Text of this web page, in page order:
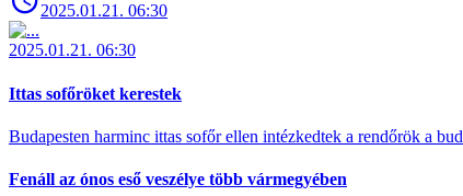
2025.01.21. 06:30
2025.01.21. 06:30
Ittas sofőröket kerestek
Budapesten harminc ittas sofőr ellen intézkedtek a rendőrök a
Fenáll az ónos eső veszélye több vármegyében